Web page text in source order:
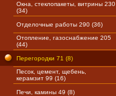
Окна, стеклопакеты, витрины 230
(34)
Отделочные работы 290 (36)
Отопление, газоснабжение 205
(44)
Перегородки 71 (8)
Песок, цемент, щебень,
керамзит 99 (16)
Печи, камины 49 (8)